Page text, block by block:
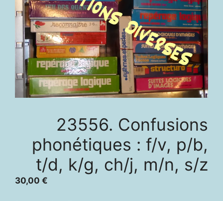
23556. Confusions
phonétiques : f/v, p/b,
t/d, k/g, ch/j, m/n, s/z
30,00 €